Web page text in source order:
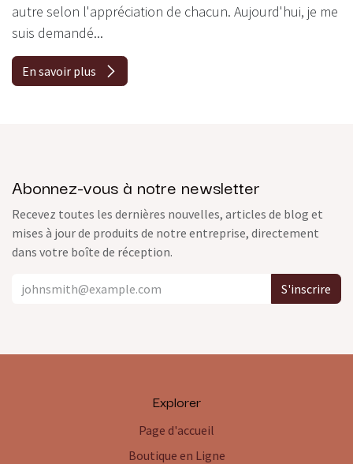
autre selon l'appréciation de chacun. Aujourd'hui, je me
suis demandé...
En savoir plus
Abonnez-vous à notre newsletter
Recevez toutes les dernières nouvelles, articles de blog et
mises à jour de produits de notre entreprise, directement
dans votre boîte de réception.
S'inscrire
Explorer
Page d'accueil
Boutique en Ligne